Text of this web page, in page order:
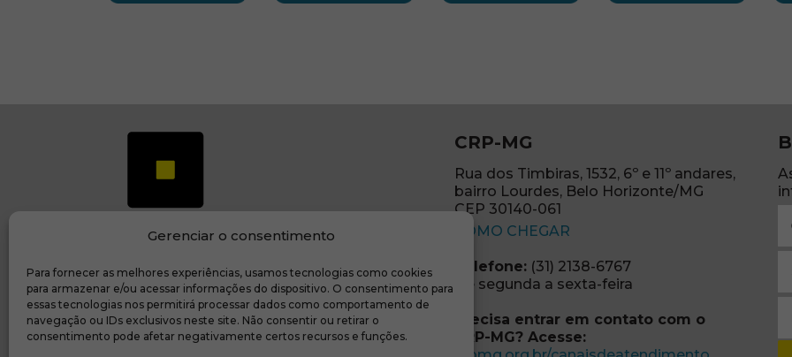
Gerenciar o consentimento
Para fornecer as melhores experiências, usamos tecnologias como cookies
para armazenar e/ou acessar informações do dispositivo. O consentimento para
essas tecnologias nos permitirá processar dados como comportamento de
navegação ou IDs exclusivos neste site. Não consentir ou retirar o
consentimento pode afetar negativamente certos recursos e funções.
Transparência e prestação de contas(abre em nova janela)
CRP-MG
Rua dos Timbiras, 1532, 6º e 11º andares,
bairro Lourdes, Belo Horizonte/MG
CEP 30140-061
COMO CHEGAR(abre em nova janela)
Telefone:(31) 2138-6767
De segunda a sexta-feira
Precisa entrar em contato com o
CRP-MG? Acesse:
(abre em